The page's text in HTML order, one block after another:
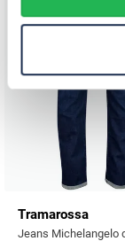
Tramarossa